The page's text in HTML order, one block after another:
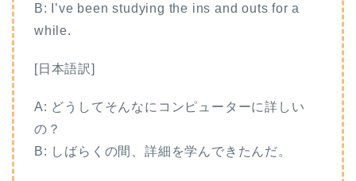
B: I’ve been studying the ins and outs for a
while.
[日本語訳]
A: どうしてそんなにコンピューターに詳しい
の？
B: しばらくの間、詳細を学んできたんだ。